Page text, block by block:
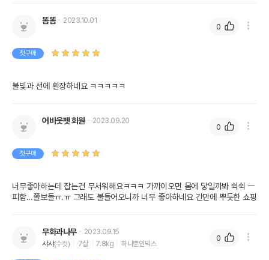
---------------------------------------------------------------------------------------------
똠똠 2023.10.01
첫구매
불빛과 선에 환장하네요 ㅋㅋㅋㅋㅋ
0
어바웃펫 회원 2023.09.20
첫구매
너무좋아하는데 잡는건 무서워해요ㅋㅋㅋ 가까이오면 몸에 닿일까봐 쉭쉭 ㅡ
피함...쫄보들ㅠ.ㅠ 그래도 불들어오니까 너무 좋아하네요 간만에 뿌듯한 쇼핑
0
무화과나무
2023.09.15
샤샤(수컷) 7살 7.8kg 하나뿐인믹스
0